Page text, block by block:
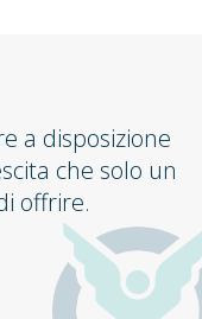
a disposizione
che solo un
offrire.